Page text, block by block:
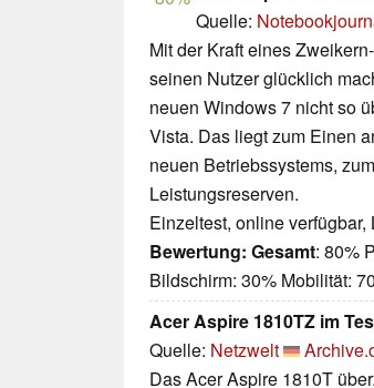
Quelle:
Mit der Kraft eines
seinen Nutzer glücklich
neuen Windows 7 nicht so
Vista. Das liegt zum Einen
neuen Betriebssystems,
Leistungsreserven.
Einzeltest, online
Bewertung: Gesamt: 80%
Bildschirm: 30% Mobilität:
Acer Aspire 1810TZ im
Quelle: Netzwelt
Das Acer Aspire 1810T